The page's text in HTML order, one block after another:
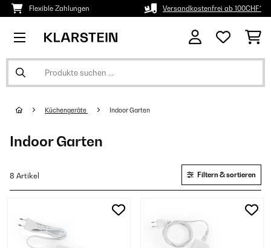
Flexible Zahlungen Versandkostenfrei ab 100CHF*
Küchengeräte Indoor Garten
Indoor Garten
8 Artikel Filtern & sortieren